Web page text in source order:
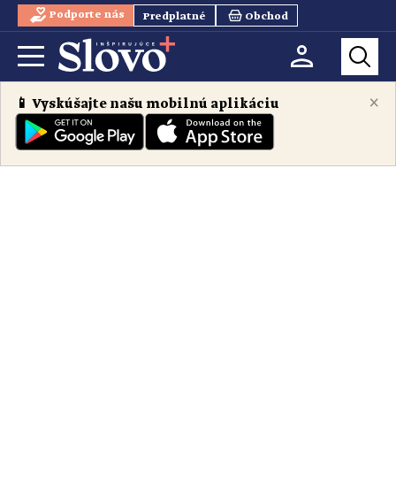
Podporte nás Predplatné Obchod
×
📱 Vyskúšajte našu mobilnú aplikáciu